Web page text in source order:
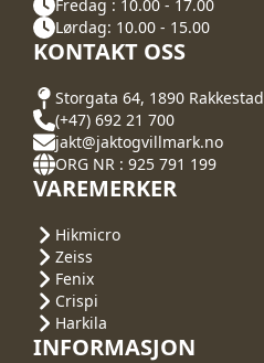
Fredag : 10.00 - 17.00
Lørdag: 10.00 - 15.00
KONTAKT OSS
Storgata 64, 1890 Rakkestad
(+47) 692 21 700
jakt@jaktogvillmark.no
ORG NR : 925 791 199
VAREMERKER
Hikmicro
Zeiss
Fenix
Crispi
Harkila
INFORMASJON